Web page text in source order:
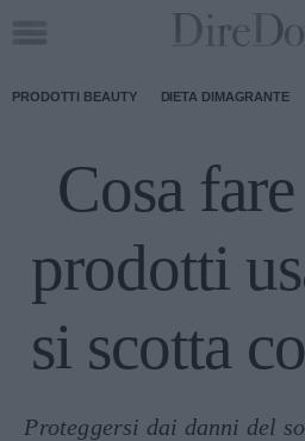
PRODOTTI BEAUTY DIETA DIMAGRANTE
Cosa
prodotti
si scotta
Proteggersi dai danni del